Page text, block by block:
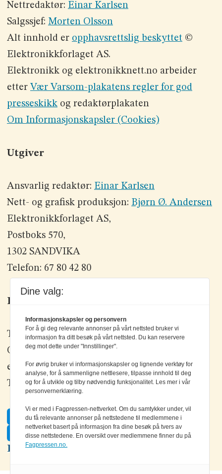
Nettredaktør: Einar Karlsen
Salgssjef: Morten Olsson
Alt innhold er opphavsrettslig beskyttet©
Elektronikkforlaget AS.
Elektronikk og elektronikknett.no arbeider
etter Vær Varsom-plakatens regler for god
presseskikkog redaktørplakaten
Om Informasjonskapsler (Cookies)
Utgiver
Ansvarlig redaktør: Einar Karlsen
Nett- og grafisk produksjon: Bjørn Ø. Andersen
Elektronikkforlaget AS,
Postboks 570,
1302 SANDVIKA
Telefon: 67 80 42 80
Kontakt oss
Tlf: +47 67 80 42 80
Olav Brunborgs vei 6, 1396 Billingstad
epost: elektronikk@elektronikkforlaget.no
Tips oss:tips@elektronikkforlaget.no
Facebook
Twitter
LinkedIn
Dine valg:
Informasjonskapsler og personvern
For å gi deg relevante annonser på vårt nettsted bruker vi
informasjon fra ditt besøk på vårt nettsted. Du kan reservere
deg mot dette under "Innstillinger".
For øvrig bruker vi informasjonskapsler og lignende verktøy for
analyse, for å sammenligne nettlesere, tilpasse innhold til deg
og for å utvikle og tilby nødvendig funksjonalitet. Les mer i vår
personvernerklæring.
Vi er med i Fagpressen-nettverket. Om du samtykker under, vil
du få relevante annonser på nettstedene til medlemmene i
nettverket basert på informasjon fra dine besøk på tvers av
disse nettstedene. En oversikt over medlemmene finner du på
Fagpressen.no.